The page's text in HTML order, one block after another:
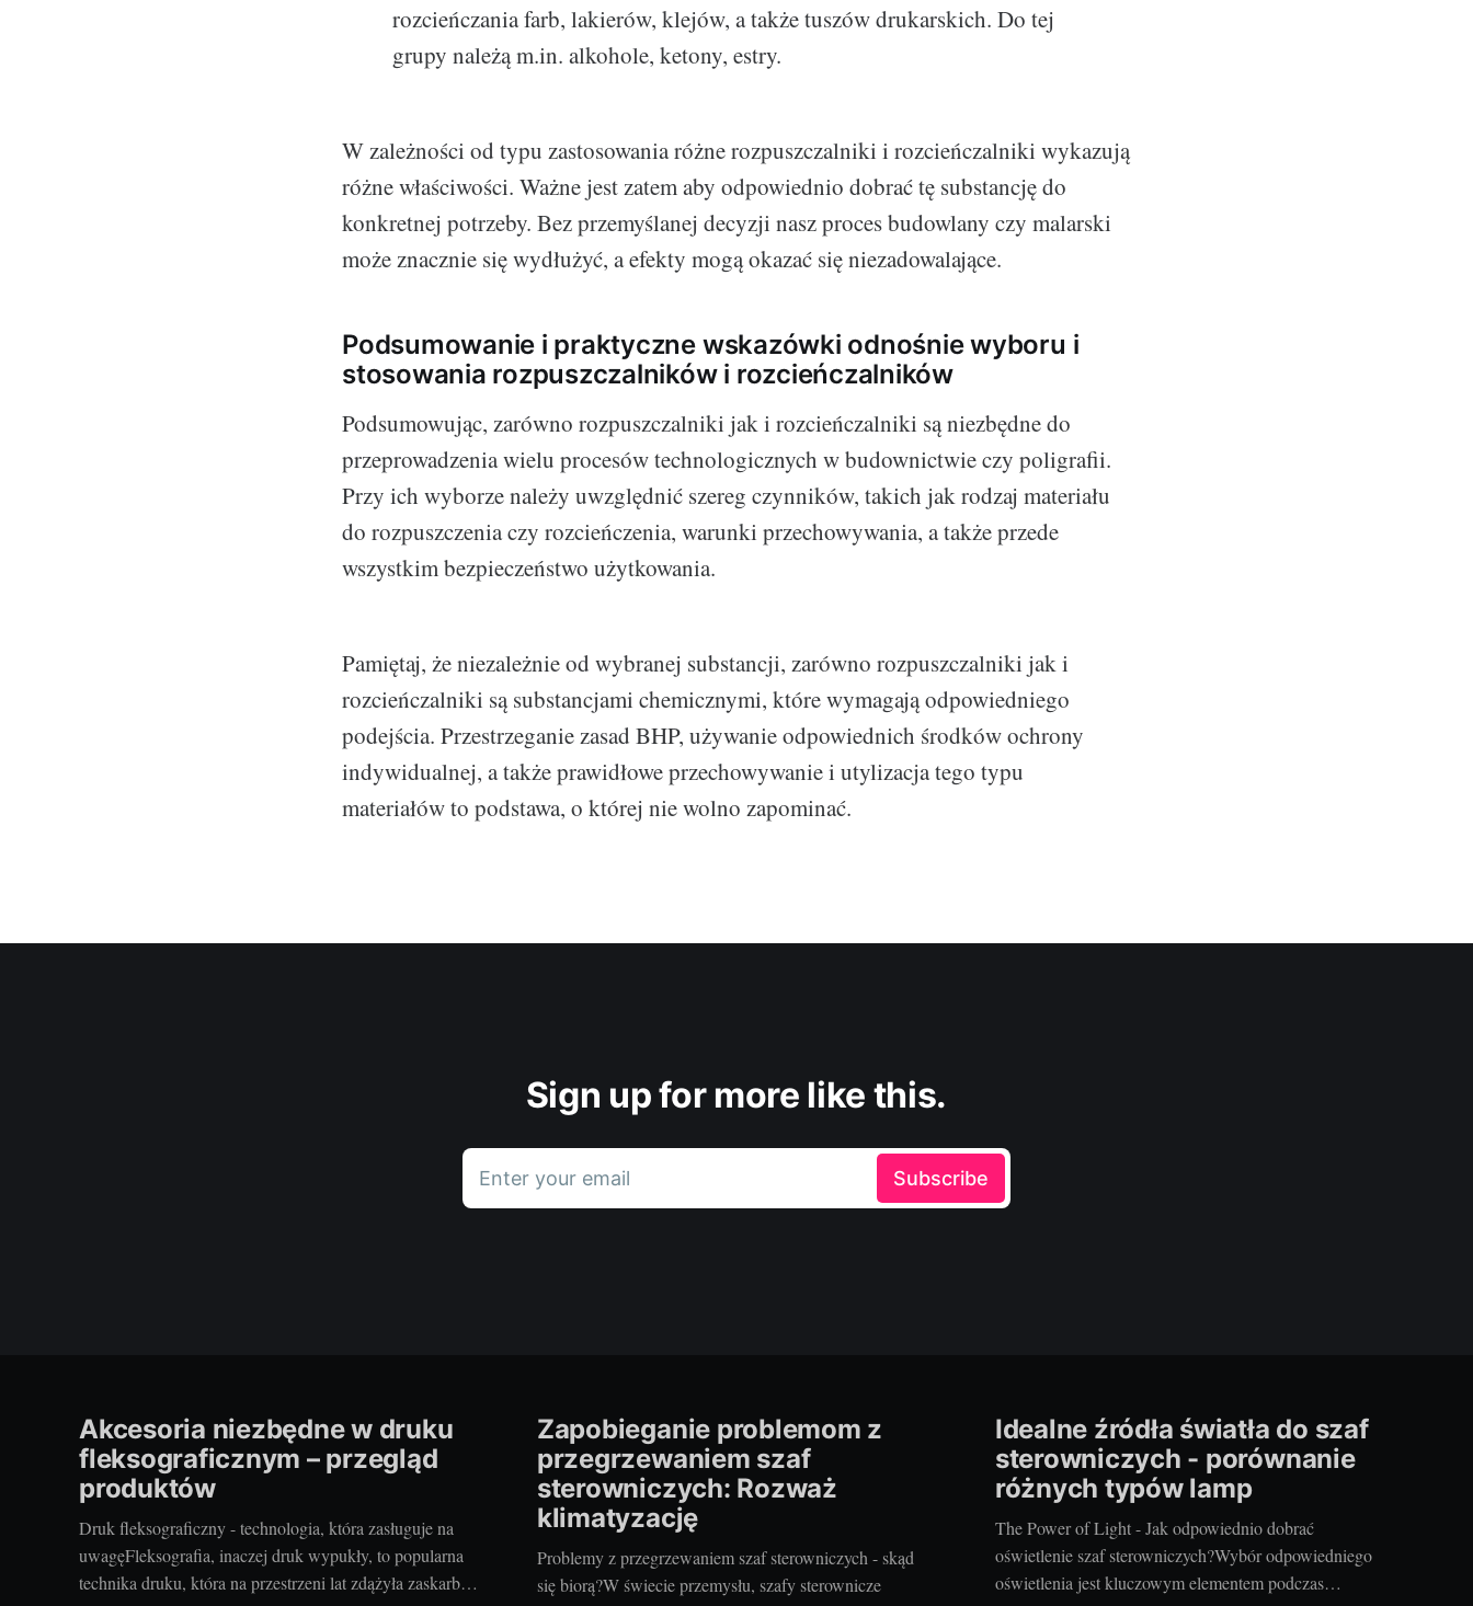
rozcieńczania farb, lakierów, klejów, a także tuszów drukarskich. Do tej
grupy należą m.in. alkohole, ketony, estry.
W zależności od typu zastosowania różne rozpuszczalniki i rozcieńczalniki wykazują
różne właściwości. Ważne jest zatem aby odpowiednio dobrać tę substancję do
konkretnej potrzeby. Bez przemyślanej decyzji nasz proces budowlany czy malarski
może znacznie się wydłużyć, a efekty mogą okazać się niezadowalające.
Podsumowanie i praktyczne wskazówki odnośnie wyboru i
stosowania rozpuszczalników i rozcieńczalników
Podsumowując, zarówno rozpuszczalniki jak i rozcieńczalniki są niezbędne do
przeprowadzenia wielu procesów technologicznych w budownictwie czy poligrafii.
Przy ich wyborze należy uwzględnić szereg czynników, takich jak rodzaj materiału
do rozpuszczenia czy rozcieńczenia, warunki przechowywania, a także przede
wszystkim bezpieczeństwo użytkowania.
Pamiętaj, że niezależnie od wybranej substancji, zarówno rozpuszczalniki jak i
rozcieńczalniki są substancjami chemicznymi, które wymagają odpowiedniego
podejścia. Przestrzeganie zasad BHP, używanie odpowiednich środków ochrony
indywidualnej, a także prawidłowe przechowywanie i utylizacja tego typu
materiałów to podstawa, o której nie wolno zapominać.
Sign up for more like this.
Enter your email Subscribe
Akcesoria niezbędne w druku
fleksograficznym – przegląd
produktów
Druk fleksograficzny - technologia, która zasługuje na
uwagęFleksografia, inaczej druk wypukły, to popularna
technika druku, która na przestrzeni lat zdążyła zaskarbić
Zapobieganie problemom z
przegrzewaniem szaf
sterowniczych: Rozważ
klimatyzację
Problemy z przegrzewaniem szaf sterowniczych - skąd
się biorą?W świecie przemysłu, szafy sterownicze
Idealne źródła światła do szaf
sterowniczych - porównanie
różnych typów lamp
The Power of Light - Jak odpowiednio dobrać
oświetlenie szaf sterowniczych?Wybór odpowiedniego
oświetlenia jest kluczowym elementem podczas